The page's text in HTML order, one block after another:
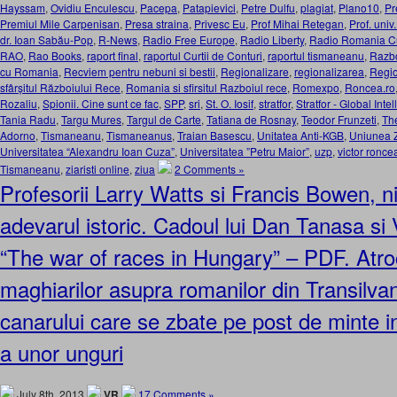
Hayssam, Ovidiu Enculescu, Pacepa, Patapievici, Petre Dulfu, plagiat, Plano10,
Premiul Mile Carpenisan, Presa straina, Privesc Eu, Prof Mihai Retegan, Prof.
dr. Ioan Sabău-Pop, R-News, Radio Free Europe, Radio Liberty, Radio Romania
RAO, Rao Books, raport final, raportul Curtii de Conturi, raportul tismaneanu,
cu Romania, Recviem pentru nebuni si bestii, Regionalizare, regionalizarea,
sfârșitul Războiului Rece, Romania si sfirsitul Razboiul rece, Romexpo, Roncea.ro
Rozaliu, Spionii. Cine sunt ce fac, SPP, sri, St. O. Iosif, stratfor, Stratfor - Global
Tania Radu, Targu Mures, Targul de Carte, Tatiana de Rosnay, Teodor Frunzeti,
Adorno, Tismaneanu, Tismaneanus, Traian Basescu, Unitatea Anti-KGB, Uniunea
Universitatea “Alexandru Ioan Cuza”, Universitatea ”Petru Maior”, uzp, victor
Tismaneanu, ziaristi online, ziua 2 Comments »
Profesorii Larry Watts si Francis Bowen,
adevarul istoric. Cadoul lui Dan Tanasa si
“The war of races in Hungary” – PDF.
maghiarilor asupra romanilor din
canarului care se zbate pe post de minte
a unor unguri
July 8th, 2013 17 Comments »